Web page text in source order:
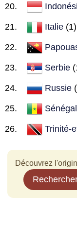
Italie (1)
Serbie
Russie
Sénégal
Trinité-
Découvrez